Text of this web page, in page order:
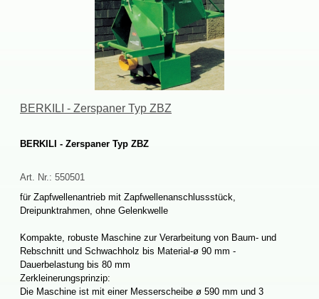
BERKILI-ZerspanerTypZBZ
BERKILI-ZerspanerTypZBZ
Art.Nr.: 550501
fürZapfwellenantriebmitZapfwellenanschlussstück,
Dreipunktrahmen,ohneGelenkwelle
Kompakte,robusteMaschinezurVerarbeitungvonBaum-und
RebschnittundSchwachholzbisMaterial-ø90mm-
Dauerbelastungbis80mm
Zerkleinerungsprinzip:
DieMaschineistmiteinerMesserscheibeø590mmund3